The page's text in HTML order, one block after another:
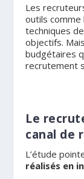
Les
outils comme
techniques
objectifs.
budgétaires
recrutement
Le
canal de
L’étude
réalisés en